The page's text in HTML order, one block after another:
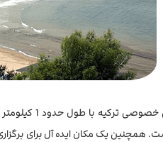
ساحل کیلیوس،
همچنین یک مکان ایده آل برای